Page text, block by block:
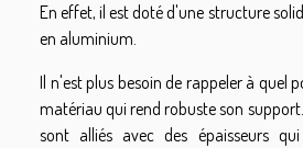
En effet, il est doté d'une structure
en aluminium.
Il n'est plus besoin de rappeler à quel
matériau qui rend robuste son
sont alliés avec des épaisseurs